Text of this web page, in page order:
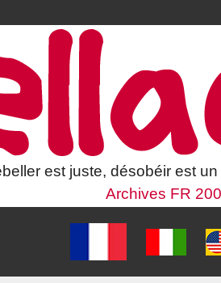
est juste, désobéir est
Archives FR